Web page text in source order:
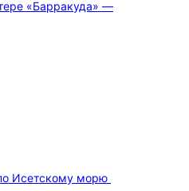
Исетскому морю